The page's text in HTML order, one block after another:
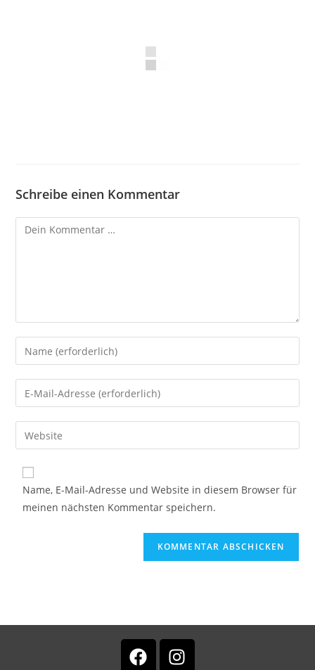
Schreibe einen Kommentar
Name, E-Mail-Adresse und Website in diesem Browser für
meinen nächsten Kommentar speichern.